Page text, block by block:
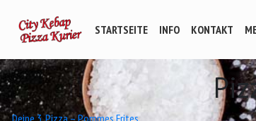
STARTSEITE INFO KONTAKT
Deine 3. Pizza – Pommes Frites